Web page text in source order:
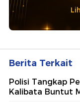
Berita Terkait
Polisi Tangkap
Kalibata Buntut